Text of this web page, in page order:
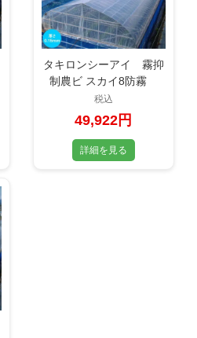
タキロンシーアイ 霧抑
制農ビ スカイ8防霧
3×11間
0.15mm×660cm×24m
税込
49,922円
詳細を見る